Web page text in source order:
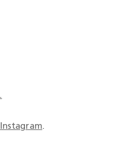
Instagram